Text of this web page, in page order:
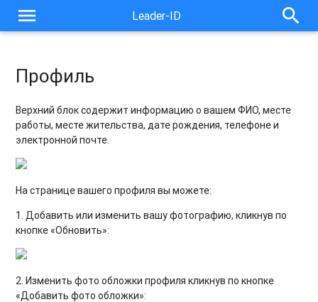
menu Leader-ID search
Профиль
Верхний блок содержит информацию о вашем ФИО, месте
работы, месте жительства, дате рождения, телефоне и
электронной почте.
На странице вашего профиля вы можете:
1. Добавить или изменить вашу фотографию, кликнув по
кнопке «Обновить»:
2. Изменить фото обложки профиля кликнув по кнопке
«Добавить фото обложки»: